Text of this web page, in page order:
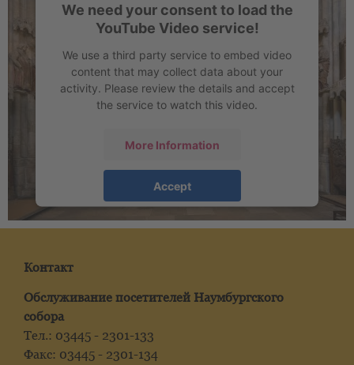
We need your consent to load the
YouTube Video service!
We use a third party service to embed video
content that may collect data about your
activity. Please review the details and accept
the service to watch this video.
More Information
Accept
согласием пользователей&eRecht24
Контакт
Обслуживание посетителей Наумбургского
собора
Тел.: 03445 - 2301-133
Факс: 03445 - 2301-134